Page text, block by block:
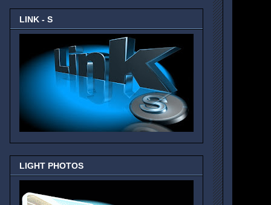
LINK - S
LIGHT PHOTOS